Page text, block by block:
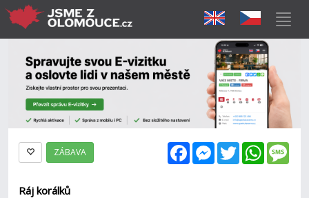
FacebookMessenger
Twitter
ZÁBAVA
Ráj korálků